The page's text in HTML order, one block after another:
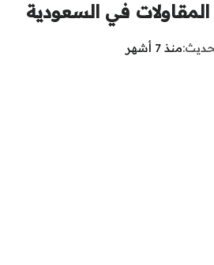
في السعودية
منذ 7 أشهر